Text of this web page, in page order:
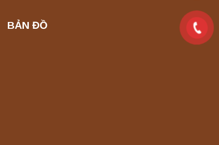
Máy chưng cất tự động YDL-08 Yonglekang
chính hãng – Thiết bị chưng cất mẫu nước
BẢN ĐỒ